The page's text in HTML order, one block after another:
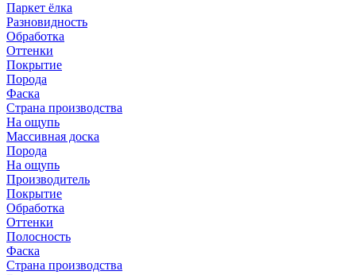
Паркет ёлка
Разновидность
Обработка
Оттенки
Покрытие
Порода
Фаска
Страна производства
На ощупь
Массивная доска
Порода
На ощупь
Производитель
Покрытие
Обработка
Оттенки
Полосность
Фаска
Страна производства